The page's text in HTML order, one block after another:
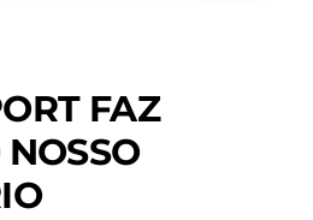
FAZ